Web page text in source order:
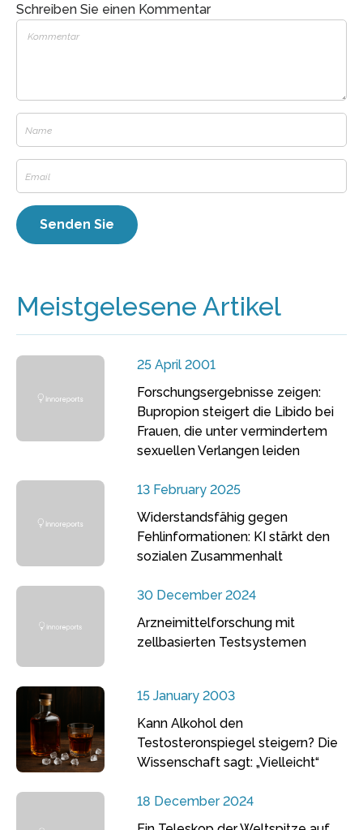
Schreiben Sie einen Kommentar
Meistgelesene Artikel
25 April 2001
Forschungsergebnisse zeigen:
Bupropion steigert die Libido bei
Frauen, die unter vermindertem
sexuellen Verlangen leiden
13 February 2025
Widerstandsfähig gegen
Fehlinformationen: KI stärkt den
sozialen Zusammenhalt
30 December 2024
Arzneimittelforschung mit
zellbasierten Testsystemen
15 January 2003
Kann Alkohol den
Testosteronspiegel steigern? Die
Wissenschaft sagt: „Vielleicht“
18 December 2024